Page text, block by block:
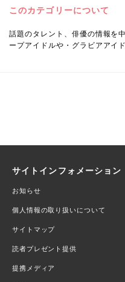
このカテゴリーについて
話題のタレント、俳優の情報を
ープアイドルや・グラビアアイ
サイトインフォメーション
お知らせ
個人情報の取り扱いについて
サイトマップ
読者プレゼント提供
提携メディア